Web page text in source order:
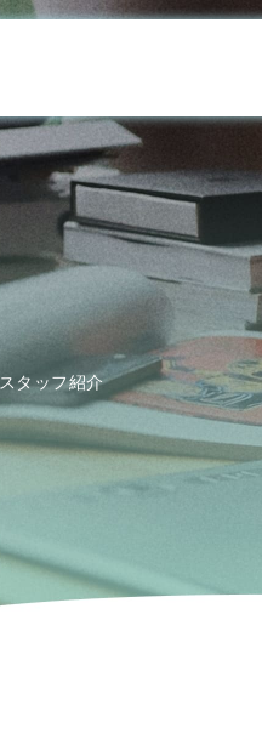
スタッフ紹介